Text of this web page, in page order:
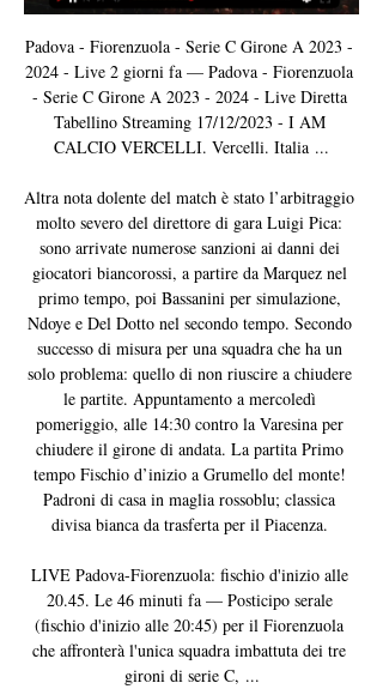
Padova - Fiorenzuola - Serie C Girone A 2023 -
2024 - Live 2 giorni fa — Padova - Fiorenzuola
- Serie C Girone A 2023 - 2024 - Live Diretta
Tabellino Streaming 17/12/2023 - I AM
CALCIO VERCELLI. Vercelli. Italia ...
Altra nota dolente del match è stato l’arbitraggio
molto severo del direttore di gara Luigi Pica:
sono arrivate numerose sanzioni ai danni dei
giocatori biancorossi, a partire da Marquez nel
primo tempo, poi Bassanini per simulazione,
Ndoye e Del Dotto nel secondo tempo. Secondo
successo di misura per una squadra che ha un
solo problema: quello di non riuscire a chiudere
le partite. Appuntamento a mercoledì
pomeriggio, alle 14:30 contro la Varesina per
chiudere il girone di andata. La partita Primo
tempo Fischio d’inizio a Grumello del monte!
Padroni di casa in maglia rossoblu; classica
divisa bianca da trasferta per il Piacenza.
LIVE Padova-Fiorenzuola: fischio d'inizio alle
20.45. Le 46 minuti fa — Posticipo serale
(fischio d'inizio alle 20:45) per il Fiorenzuola
che affronterà l'unica squadra imbattuta dei tre
gironi di serie C, ...